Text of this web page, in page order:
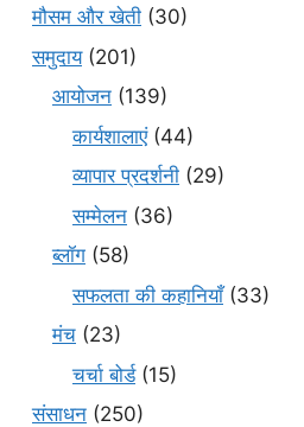
मौसम और खेती (30)
समुदाय(201)
आयोजन (139)
कार्यशालाएं(44)
व्यापार प्रदर्शनी (29)
सम्मेलन (36)
ब्लॉग (58)
सफलता की कहानियाँ(33)
मंच (23)
चर्चा बोर्ड(15)
संसाधन (250)